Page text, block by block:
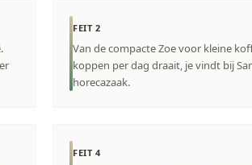
FEIT 2
Van de compacte Zoe voor kleine
koppen per dag draait, je vindt bij
horecazaak.
FEIT 4